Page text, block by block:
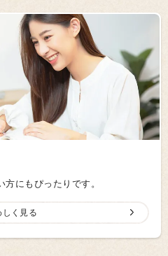
にもぴったりです。
しく見る